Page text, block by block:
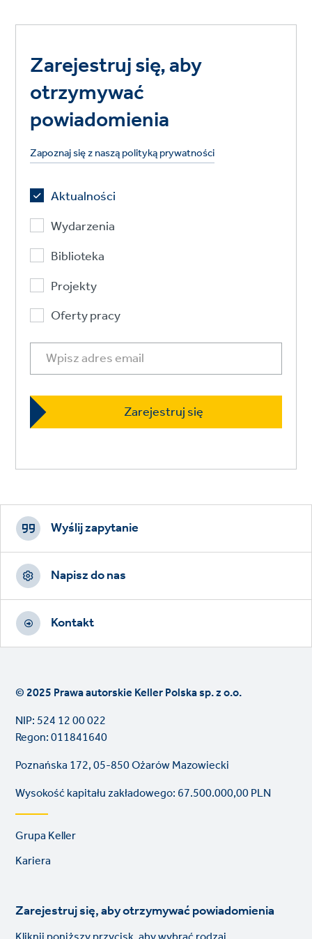
Zarejestruj się, aby
otrzymywać
powiadomienia
Zapoznaj się z naszą polityką prywatności
Aktualności
Wydarzenia
Biblioteka
Projekty
Oferty pracy
Footer
CTAs
Wyślij zapytanie
Napisz do nas
Kontakt
© 2025 Prawa autorskie Keller Polska sp. z o.o.
NIP: 524 12 00 022
Regon: 011841640
Poznańska 172, 05-850 Ożarów Mazowiecki
Wysokość kapitału zakładowego: 67.500.000,00 PLN
Footer
links
Grupa Keller
Kariera
Zarejestruj się, aby otrzymywać powiadomienia